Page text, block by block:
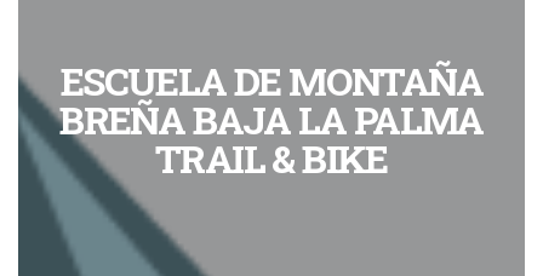
ESCUELA DE MONTAÑA
BREÑA BAJA LA PALMA
TRAIL & BIKE